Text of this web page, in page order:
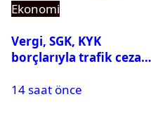
Ekonomi
Vergi, SGK, KYK
borçlarıyla trafik cezası
14 saat önce